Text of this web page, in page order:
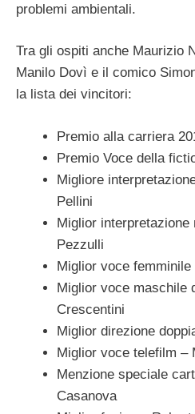
problemi ambientali.
Tra gli ospiti anche Maurizio
Manilo Dovì e il comico
la lista dei vincitori:
Premio alla carriera
Premio Voce della
Migliore
Pellini
Miglior
Pezzulli
Miglior voce femminile
Miglior voce maschile
Crescentini
Miglior direzione
Miglior voce telefilm –
Menzione speciale
Casanova